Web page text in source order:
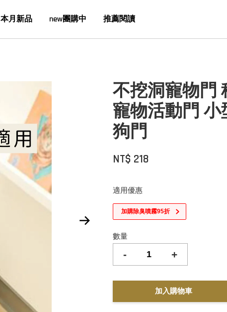
本月新品 new團購中 推薦閱讀
不挖洞寵物門
寵物活動門 小
狗門
NT$ 218
適用優惠
加購除臭噴霧95折
數量
- +
加入購物車